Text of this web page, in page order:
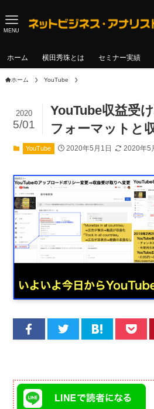
MENU
ホーム 横田秀珠とは セミナー実績
ホーム YouTube
YouTube収益受
フォーマットと
2020
5/01
YouTube 2020年5月1日 2020年5